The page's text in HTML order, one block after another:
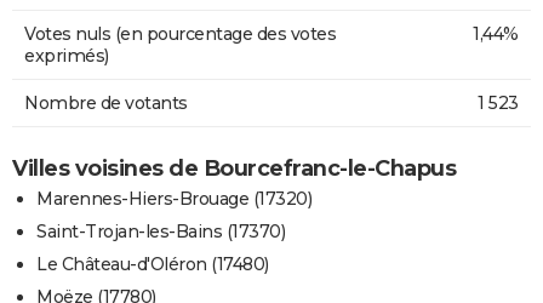
Votes nuls (en pourcentage des votes
exprimés)
1,44%
Nombre de votants 1 523
Villes voisines de Bourcefranc-le-Chapus
Marennes-Hiers-Brouage (17320)
Saint-Trojan-les-Bains (17370)
Le Château-d'Oléron (17480)
Moëze (17780)